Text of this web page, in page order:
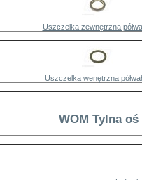
Uszczelka zewnętrzna
Uszczelka wenętrzna
WOM Tylna